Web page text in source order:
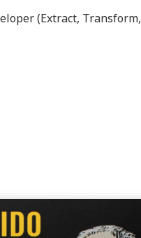
(Extract, Transform,